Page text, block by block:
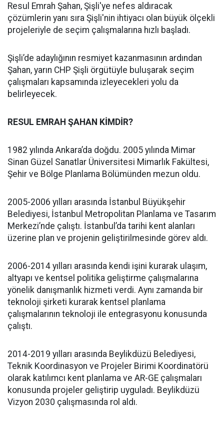
Resul Emrah Şahan, Şişli'ye nefes aldıracak
çözümlerin yanı sıra Şişli'nin ihtiyacı olan büyük ölçekli
projeleriyle de seçim çalışmalarına hızlı başladı.
Şişli’de adaylığının resmiyet kazanmasının ardından
Şahan, yarın CHP Şişli örgütüyle buluşarak seçim
çalışmaları kapsamında izleyecekleri yolu da
belirleyecek.
RESUL EMRAH ŞAHAN KİMDİR?
1982 yılında Ankara’da doğdu. 2005 yılında Mimar
Sinan Güzel Sanatlar Üniversitesi Mimarlık Fakültesi,
Şehir ve Bölge Planlama Bölümünden mezun oldu.
2005-2006 yılları arasında İstanbul Büyükşehir
Belediyesi, İstanbul Metropolitan Planlama ve Tasarım
Merkezi’nde çalıştı. İstanbul’da tarihi kent alanları
üzerine plan ve projenin geliştirilmesinde görev aldı.
2006-2014 yılları arasında kendi işini kurarak ulaşım,
altyapı ve kentsel politika geliştirme çalışmalarına
yönelik danışmanlık hizmeti verdi. Aynı zamanda bir
teknoloji şirketi kurarak kentsel planlama
çalışmalarının teknoloji ile entegrasyonu konusunda
çalıştı.
2014-2019 yılları arasında Beylikdüzü Belediyesi,
Teknik Koordinasyon ve Projeler Birimi Koordinatörü
olarak katılımcı kent planlama ve AR-GE çalışmaları
konusunda projeler geliştirip uyguladı. Beylikdüzü
Vizyon 2030 çalışmasında rol aldı.